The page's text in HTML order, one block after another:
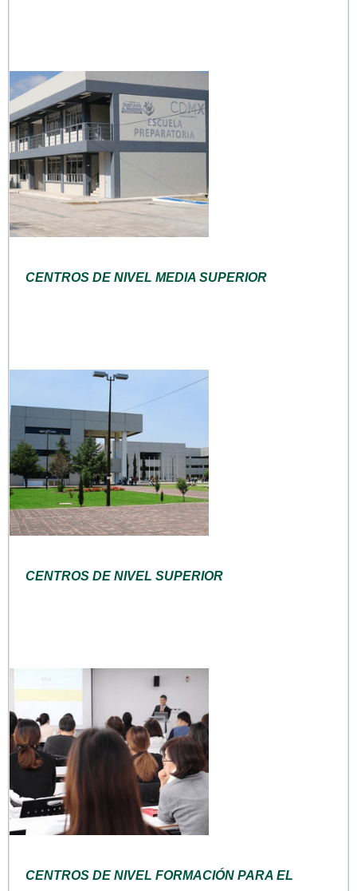
CENTROS DE NIVEL MEDIA SUPERIOR
CENTROS DE NIVEL SUPERIOR
CENTROS DE NIVEL FORMACIÓN PARA EL